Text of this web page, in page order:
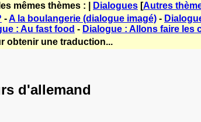
mêmes thèmes : | Dialogues [Autres
-A la boulangerie (dialogue imagé) -
: Au fast food - Dialogue : Allons faire les
obtenir une traduction...
d'allemand